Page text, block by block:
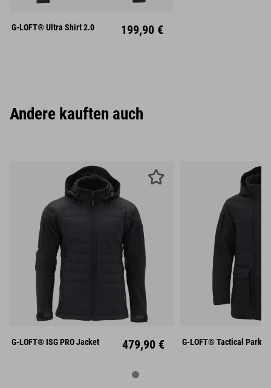
XL XXL
G-LOFT® Ultra Shirt 2.0 199,90 €
Andere kauften auch
L
XL XXL
G-LOFT® ISG PRO Jacket 479,90 € XL
G-LOFT® Tactical Parka